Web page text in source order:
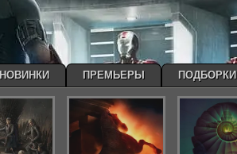
НОВИНКИ ПРЕМЬЕРЫ ПОДБОРКИ